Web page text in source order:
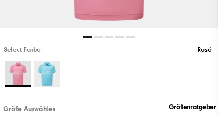
Select Farbe Rosé
Größe Auswählen Größenratgeber